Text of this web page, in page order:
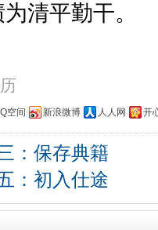
清平勤干。
空间 新浪微博 人人网 开
：保存典籍
：初入仕途